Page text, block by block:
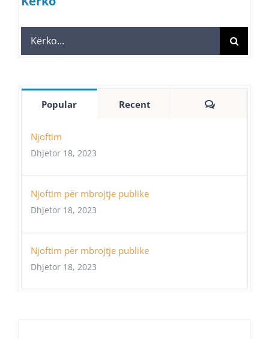
Search
for:
Popular Recent Comments
Njoftim
Dhjetor 18, 2023
Njoftim për mbrojtje publike
Dhjetor 18, 2023
Njoftim për mbrojtje publike
Dhjetor 18, 2023